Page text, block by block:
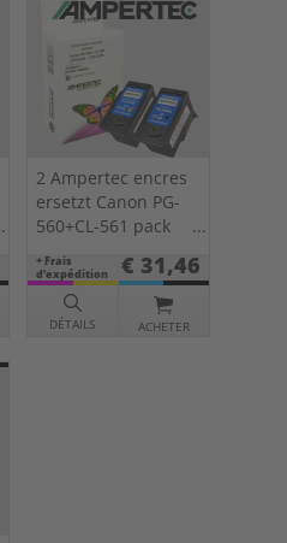
2 Ampertec encres
ersetzt Canon PG-
560+CL-561 pack
double KCMY
+ Frais
d’expédition
€ 31,46
DÉTAILS ACHETER